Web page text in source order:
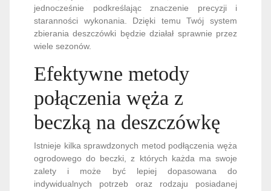
jednocześnie podkreślając znaczenie precyzji i
staranności wykonania. Dzięki temu Twój system
zbierania deszczówki będzie działał sprawnie przez
wiele sezonów.
Efektywne metody
połączenia węża z
beczką na deszczówkę
Istnieje kilka sprawdzonych metod podłączenia węża
ogrodowego do beczki, z których każda ma swoje
zalety i może być lepiej dopasowana do
indywidualnych potrzeb oraz rodzaju posiadanej